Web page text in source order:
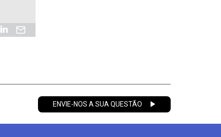
ENVIE-NOS A SUA QUESTÃO